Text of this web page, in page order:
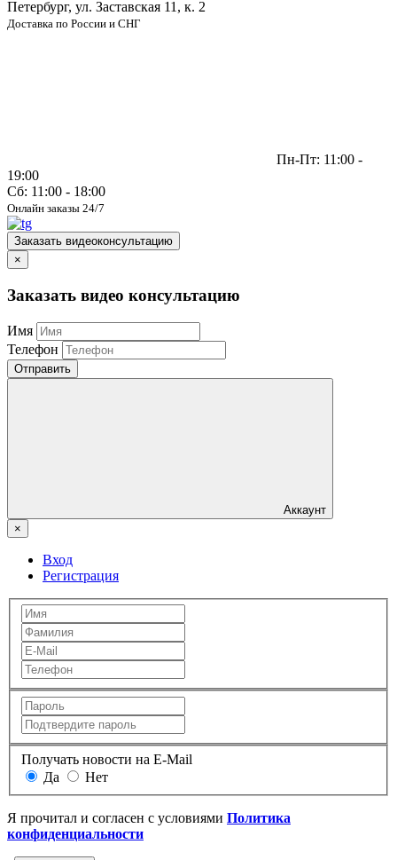
Петербург, ул. Заставская 11, к. 2
Доставка по России и СНГ
Пн-Пт: 11:00 -
19:00
Сб: 11:00 - 18:00
Онлайн заказы 24/7
Заказать видеоконсультацию
×
Заказать видео консультацию
Имя
Телефон
Отправить
Аккаунт
×
Вход
Регистрация
Получать новости на E-Mail
Да
Нет
Я прочитал и согласен с условиями Политика
конфиденциальности